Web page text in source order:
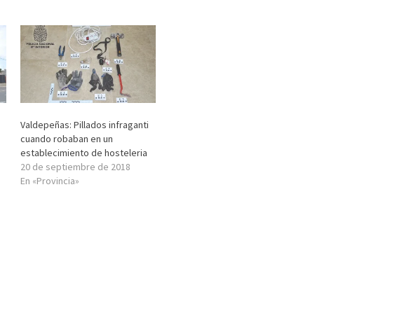
Valdepeñas: Pillados infraganti
cuando robaban en un
establecimiento de hosteleria
20 de septiembre de 2018
En «Provincia»